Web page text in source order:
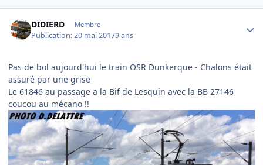
DIDIERD Membre
Publication:20 mai 20179 ans
Pas de bol aujourd'hui le train OSR Dunkerque - Chalons était
assuré par une grise
Le 61846 au passage a la Bif de Lesquin avec la BB 27146
coucou au mécano !!